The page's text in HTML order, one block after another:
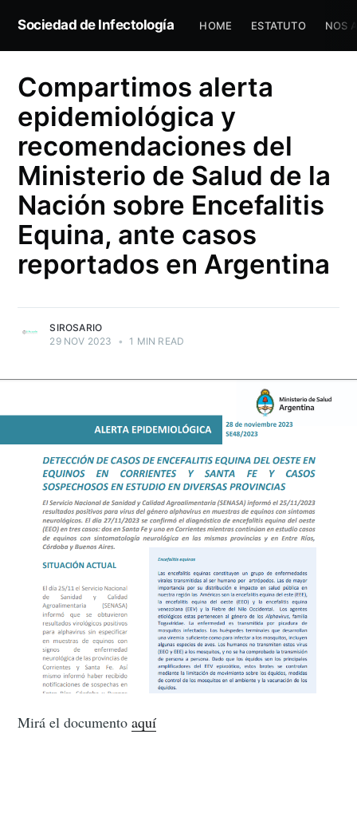
Sociedad de Infectología HOME ESTATUTO NOS
Compartimos alerta
epidemiológica y
recomendaciones del
Ministerio de Salud de la
Nación sobre Encefalitis
Equina, ante casos
reportados en Argentina
SIROSARIO
29 NOV 2023
• 1 MIN READ
Mirá el documentoaquí